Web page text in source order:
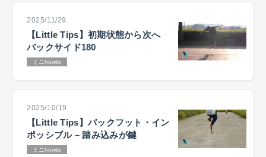
2025/11/29
【Little Tips】初期状態から次へ
バックサイド180
ミニhowto
2025/10/19
【Little Tips】バックフット・イン
ポッシブル – 踏み込みが鍵
ミニhowto